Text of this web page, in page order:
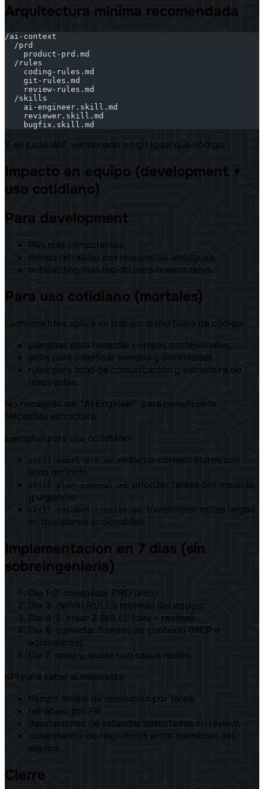
Arquitectura minima recomendada
/ai-context
  /prd
    product-prd.md
  /rules
    coding-rules.md
    git-rules.md
    review-rules.md
  /skills
    ai-engineer.skill.md
    reviewer.skill.md
    bugfix.skill.md
Y en cada skill, versionado en git igual que código.
Impacto en equipo (development +
uso cotidiano)
Para development
PRs mas consistentes,
menos retrabajo por respuestas ambiguas,
onboarding mas rapido para nuevos devs.
Para uso cotidiano (mortales)
La misma idea aplica en trabajo diario fuera de código:
plantillas para redactar correos profesionales,
skills para planificar semana y prioridades,
rules para tono de comunicación y estructura de
respuestas.
No necesitás ser “AI Engineer” para beneficiarte.
Necesitás estructura.
Ejemplos para uso cotidiano:
skill-email-pro.md
: redactar correos claros con
tono definido.
skill-plan-semanal.md : priorizar tareas por impacto
y urgencia.
skill-resumen-reunion.md
: transformar notas largas
en decisiones accionables.
Implementacion en 7 dias (sin
sobreingenieria)
Dia 1-2: consolidar PRD unico.
Dia 3: definir RULES minimas del equipo.
Dia 4-5: crear 2 SKILLS (dev + review).
Dia 6: conectar fuentes de contexto (MCP o
equivalente).
Dia 7: retro y ajuste con casos reales.
KPI para saber si mejoraste:
tiempo medio de resolucion por tarea,
retrabajo por PR,
desviaciones de estandar detectadas en review,
consistencia de respuestas entre miembros del
equipo.
Cierre